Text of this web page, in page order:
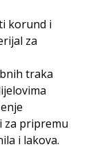
korund i
za
traka
za pripremu
i lakova.